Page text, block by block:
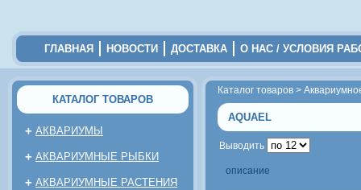
ГЛАВНАЯ НОВОСТИ ДОСТАВКА О НАС / УСЛОВИЯ
КАТАЛОГ ТОВАРОВ
+ АКВАРИУМЫ
+ АКВАРИУМНЫЕ РЫБКИ
+ АКВАРИУМНЫЕ РАСТЕНИЯ
Каталог товаров >
AQUAEL
Выводить
описание